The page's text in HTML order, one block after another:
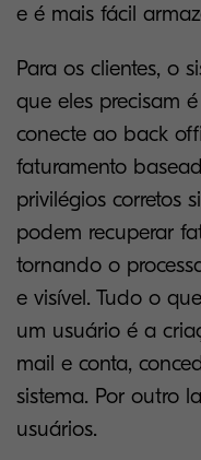
e é mais fácil
Para os clientes, o
que eles precisam
conecte ao back
faturamento
privilégios corretos
podem recuperar
tornando o
e visível. Tudo o
um usuário é a
mail e conta,
sistema. Por outro
usuários.